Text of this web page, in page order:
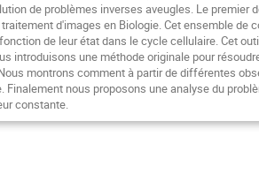
de problèmes inverses aveugles. Le premier
d'images en Biologie. Cet ensemble de
de leur état dans le cycle cellulaire. Cet
introduisons une méthode originale pour
montrons comment à partir de différentes
nous proposons une analyse du
constante.